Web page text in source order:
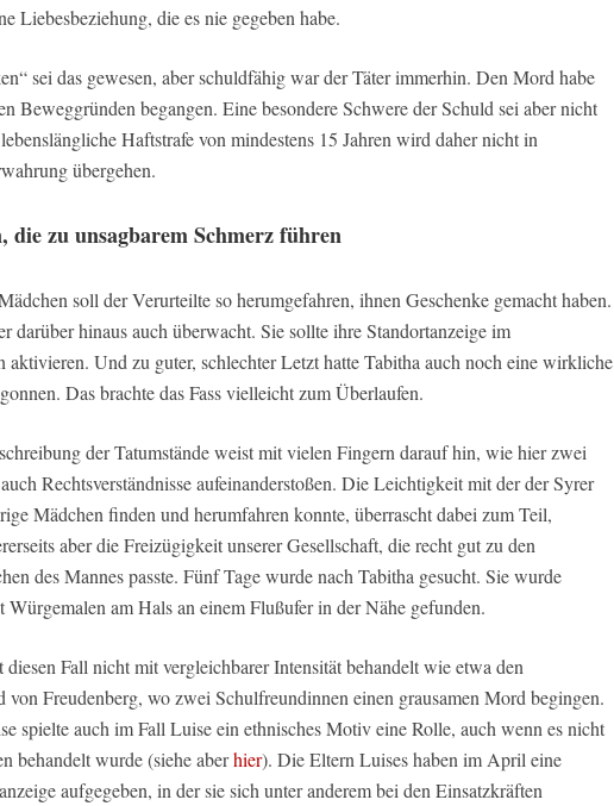
Liebesbeziehung, die es nie gegeben habe.
sei das gewesen, aber schuldfähig war der Täter immerhin. Den Mord habe
Beweggründen begangen. Eine besondere Schwere der Schuld sei aber nicht
Haftstrafe von mindestens 15 Jahren wird daher nicht in
übergehen.
die zu unsagbarem Schmerz führen
soll der Verurteilte so herumgefahren, ihnen Geschenke gemacht haben.
darüber hinaus auch überwacht. Sie sollte ihre Standortanzeige im
aktivieren. Und zu guter, schlechter Letzt hatte Tabitha auch noch eine wirkliche
Das brachte das Fass vielleicht zum Überlaufen.
der Tatumstände weist mit vielen Fingern darauf hin, wie hier zwei
Rechtsverständnisse aufeinanderstoßen. Die Leichtigkeit mit der der Syrer
Mädchen finden und herumfahren konnte, überrascht dabei zum Teil,
aber die Freizügigkeit unserer Gesellschaft, die recht gut zu den
des Mannes passte. Fünf Tage wurde nach Tabitha gesucht. Sie wurde
Würgemalen am Hals an einem Flußufer in der Nähe gefunden.
diesen Fall nicht mit vergleichbarer Intensität behandelt wie etwa den
von Freudenberg, wo zwei Schulfreundinnen einen grausamen Mord begingen.
spielte auch im Fall Luise ein ethnisches Motiv eine Rolle, auch wenn es nicht
behandelt wurde (siehe aberhier). Die Eltern Luises haben im April eine
aufgegeben, in der sie sich unter anderem bei den Einsatzkräften